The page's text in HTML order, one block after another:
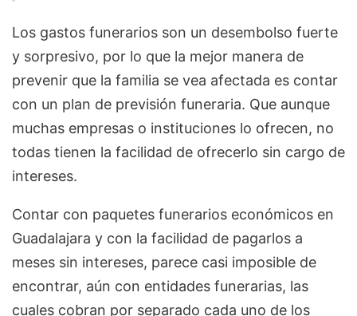
Los gastos funerarios son un desembolso fuerte
y sorpresivo, por lo que la mejor manera de
prevenir que la familia se vea afectada es contar
con un plan de previsión funeraria. Que aunque
muchas empresas o instituciones lo ofrecen, no
todas tienen la facilidad de ofrecerlo sin cargo de
intereses.
Contar con paquetes funerarios económicos en
Guadalajara y con la facilidad de pagarlos a
meses sin intereses, parece casi imposible de
encontrar, aún con entidades funerarias, las
cuales cobran por separado cada uno de los